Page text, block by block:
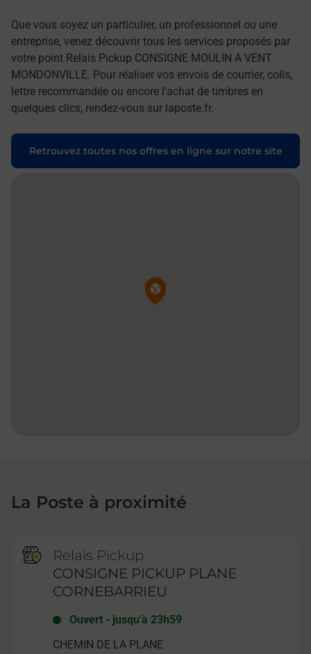
Que vous soyez un particulier, un professionnel ou une
entreprise, venez découvrir tous les services proposés par
votre point Relais Pickup CONSIGNE MOULIN A VENT
MONDONVILLE. Pour réaliser vos envois de courrier, colis,
lettre recommandée ou encore l'achat de timbres en
quelques clics, rendez-vous sur laposte.fr.
Retrouvez toutes nos offres en ligne sur notre site
Pin de la carte
La Poste à proximité
Relais Pickup
CONSIGNE PICKUP PLANE
CORNEBARRIEU
Ouvert - jusqu'à 23h59
CHEMIN DE LA PLANE